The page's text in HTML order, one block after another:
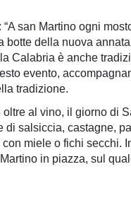
san Martino ogni
botte della nuova annata
Calabria è anche
evento,
tradizione.
al vino, il giorno di
di salsiccia, castagne,
miele o fichi secchi.
in piazza, sul